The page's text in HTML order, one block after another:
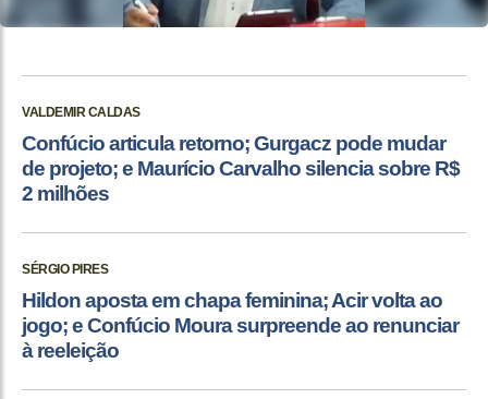
VALDEMIR CALDAS
Confúcio articula retorno; Gurgacz pode mudar
de projeto; e Maurício Carvalho silencia sobre R$
2 milhões
SÉRGIO PIRES
Hildon aposta em chapa feminina; Acir volta ao
jogo; e Confúcio Moura surpreende ao renunciar
à reeleição